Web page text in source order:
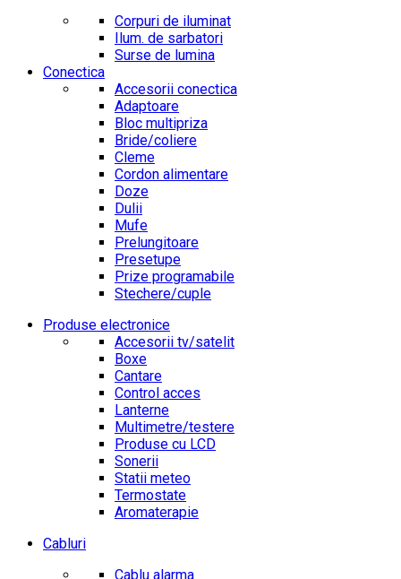
Corpuri de iluminat
Ilum. de sarbatori
Surse de lumina
Conectica
Accesorii conectica
Adaptoare
Bloc multipriza
Bride/coliere
Cleme
Cordon alimentare
Doze
Dulii
Mufe
Prelungitoare
Presetupe
Prize programabile
Stechere/cuple
Produse electronice
Accesorii tv/satelit
Boxe
Cantare
Control acces
Lanterne
Multimetre/testere
Produse cu LCD
Sonerii
Statii meteo
Termostate
Aromaterapie
Cabluri
Cablu alarma